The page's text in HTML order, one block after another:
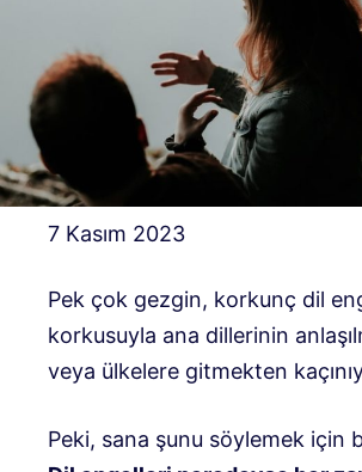
7 Kasım 2023
Pek çok gezgin, korkunç dil
korkusuyla ana dillerinin
veya ülkelere gitmekten
Peki, sana şunu söylemek için